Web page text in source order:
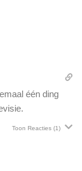
één ding
Toon Reacties (1)